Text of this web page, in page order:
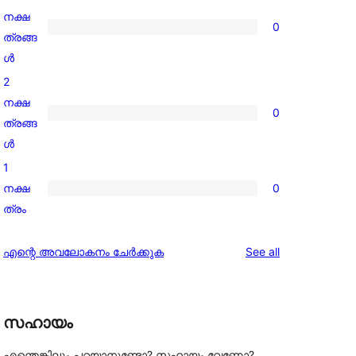
reviews
0
3-
star
reviews
നക്ഷ
ത്രങ്ങ
ൾ
0
0
2-
star
reviews
2
നക്ഷ
ത്രങ്ങ
ൾ
0
0
1-
reviews
1
നക്ഷ
ത്രം
0
എന്റെ അവലോകനം ചേർക്കുക See allreviews
സഹായം